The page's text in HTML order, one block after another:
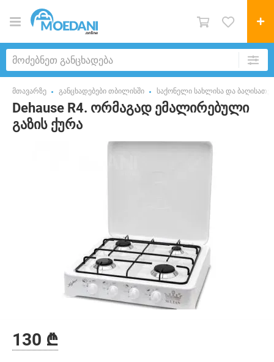
მთავარზე განცხადებები თბილისში საქონელი სახლისა და
Dehause R4. ორმაგად ემალირებული
გაზის ქურა
130 ₾